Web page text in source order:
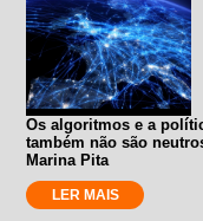
Os algoritmos e a
também não são
Marina Pita
LER MAIS